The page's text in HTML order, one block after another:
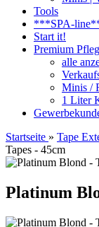
Tools
***SPA-
Start it!
Premium
alle
Minis /
1 Liter
Startseite » Tape
Tapes - 45cm
Platinum